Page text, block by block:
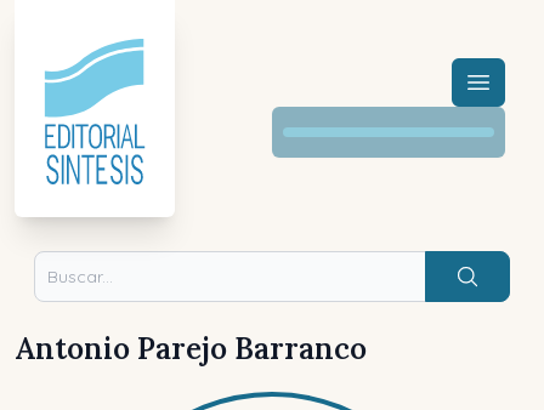
Menú
Buscar
Antonio Parejo Barranco